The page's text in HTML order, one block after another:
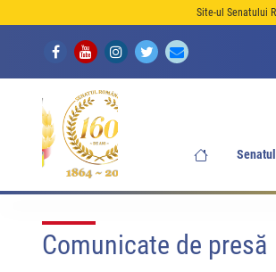
Site-ul Senatului
Comunicate de presă